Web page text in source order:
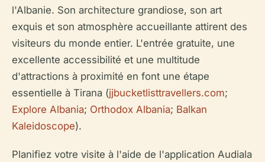
l'Albanie. Son architecture grandiose, son art
exquis et son atmosphère accueillante attirent des
visiteurs du monde entier. L'entrée gratuite, une
excellente accessibilité et une multitude
d'attractions à proximité en font une étape
essentielle à Tirana (jjbucketlisttravellers.com;
Explore Albania; Orthodox Albania; Balkan
Kaleidoscope).
Planifiez votre visite à l'aide de l'application Audiala